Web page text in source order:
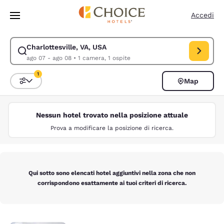
Vai A Contenuto Principale
Accedi
Charlottesville, VA, USA
ago 07 - ago 08• 1 camera, 1 ospite
Modifica la ricerca per Charlottesville, VA, USA. Data di check-in ago
Ordina e filtra
1
Map
Nessun hotel trovato nella posizione attuale
Prova a modificare la posizione di ricerca.
Qui sotto sono elencati hotel aggiuntivi nella zona che non
corrispondono esattamente ai tuoi criteri di ricerca.